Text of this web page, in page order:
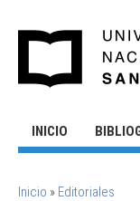
INICIO
SE ENCUENTRA
Inicio » Editoriales